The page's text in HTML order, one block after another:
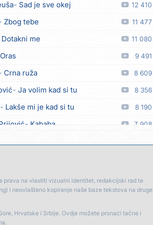
Sad je sve okej 12 410
Zbog tebe 11 477
Dotakni me 11 080
Oras 9 491
Crna ruža 8 609
Ja volim kad si tu 8 356
Lakše mi je kad si tu 8 190
Kababa 7 908
Rekla si mi 6 925
amour 6 407
prava na vlastiti vizualni identitet, redakcijski rad te
i neovlašteno kopiranje naše baze tekstova na druge
Hrvatske i Srbije. Ovdje možete pronaći tačne i